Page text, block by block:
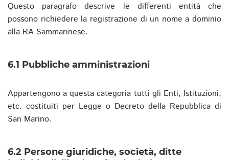
Questo paragrafo descrive le differenti entità che
possono richiedere la registrazione di un nome a dominio
alla RA Sammarinese.
6.1 Pubbliche amministrazioni
Appartengono a questa categoria tutti gli Enti, Istituzioni,
etc. costituiti per Legge o Decreto della Repubblica di
San Marino.
6.2 Persone giuridiche, società, ditte